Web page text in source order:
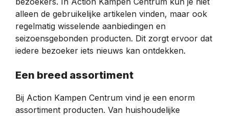
alleen de gebruikelijke artikelen vinden, maar ook
regelmatig wisselende aanbiedingen en
seizoensgebonden producten. Dit zorgt ervoor dat
iedere bezoeker iets nieuws kan ontdekken.
Een breed assortiment
Bij Action Kampen Centrum vind je een enorm
assortiment producten. Van huishoudelijke